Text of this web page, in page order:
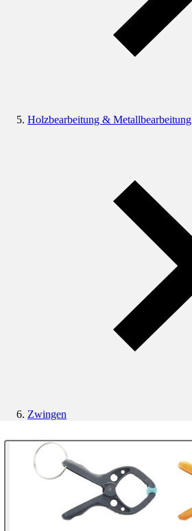
Holzbearbeitung & Metallbearbeitung
Zwingen